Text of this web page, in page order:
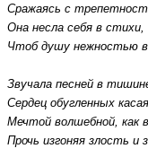
Сражаясь с
Она несла себя в стихи,
Чтоб душу нежностью
Звучала песней в
Сердец обугленных
Мечтой волшебной, как
Прочь изгоняя злость и